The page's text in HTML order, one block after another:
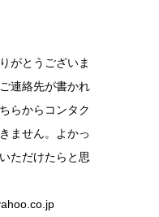
がとうございま
連絡先が書かれ
らからコンタク
ません。よかっ
ただけたらと思